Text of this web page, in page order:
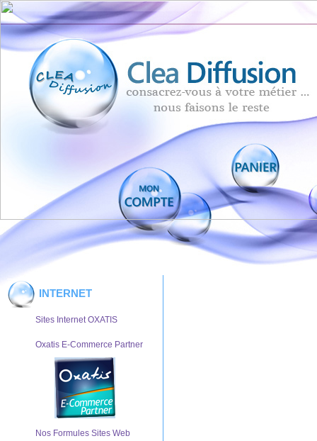
INTERNET
Sites Internet OXATIS
Oxatis E-Commerce Partner
Nos Formules Sites Web